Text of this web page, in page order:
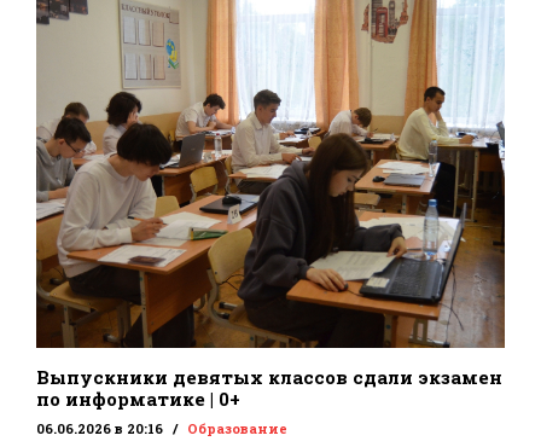
Выпускники девятых классов сдали экзамен
по информатике | 0+
06.06.2026 в 20:16 Образование